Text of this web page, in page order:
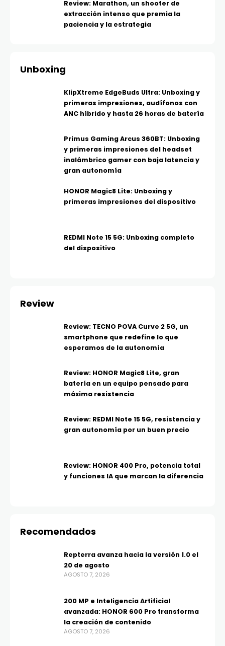
Review: Marathon, un shooter de
extracción intenso que premia la
paciencia y la estrategia
Unboxing
KlipXtreme EdgeBuds Ultra: Unboxing y
primeras impresiones, audífonos con
ANC híbrido y hasta 26 horas de batería
Primus Gaming Arcus 360BT: Unboxing
y primeras impresiones del headset
inalámbrico gamer con baja latencia y
gran autonomía
HONOR Magic8 Lite: Unboxing y
primeras impresiones del dispositivo
REDMI Note 15 5G: Unboxing completo
del dispositivo
Review
Review: TECNO POVA Curve 2 5G, un
smartphone que redefine lo que
esperamos de la autonomía
Review: HONOR Magic8 Lite, gran
batería en un equipo pensado para
máxima resistencia
Review: REDMI Note 15 5G, resistencia y
gran autonomía por un buen precio
Review: HONOR 400 Pro, potencia total
y funciones IA que marcan la diferencia
Recomendados
Repterra avanza hacia la versión 1.0 el
20 de agosto
AGOSTO 7, 2026
200 MP e Inteligencia Artificial
avanzada: HONOR 600 Pro transforma
la creación de contenido
AGOSTO 7, 2026